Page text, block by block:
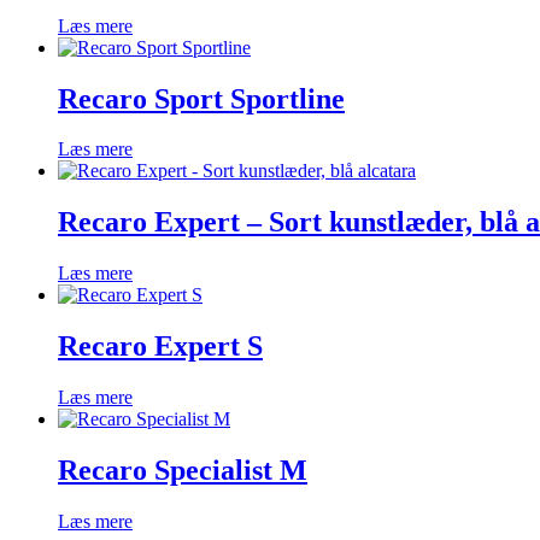
Læs mere
Recaro Sport Sportline
Læs mere
Recaro Expert – Sort kunstlæder, blå
Læs mere
Recaro Expert S
Læs mere
Recaro Specialist M
Læs mere